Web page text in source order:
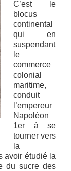
C’est le
blocus
continental
qui en
suspendant
le
commerce
colonial
maritime,
conduit
l’empereur
Napoléon
1er à se
tourner vers
la
avoir étudié la
du sucre des